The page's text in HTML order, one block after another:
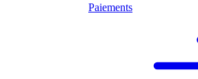
Paiements